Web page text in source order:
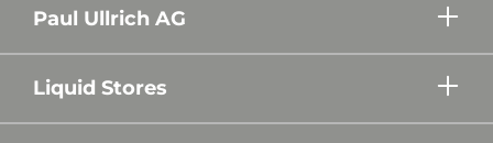
Paul Ullrich AG
Liquid Stores